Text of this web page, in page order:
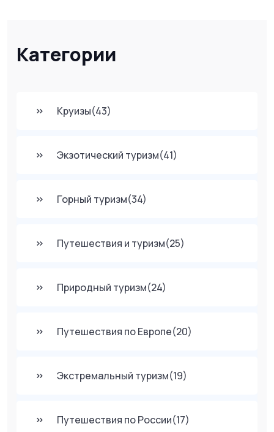
Категории
Круизы(43)
Экзотический туризм(41)
Горный туризм(34)
Путешествия и туризм(25)
Природный туризм(24)
Путешествия по Европе(20)
Экстремальный туризм(19)
Путешествия по России(17)